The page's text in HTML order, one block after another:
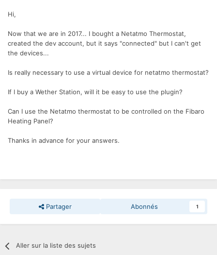
Hi,
Now that we are in 2017... I bought a Netatmo Thermostat,
created the dev account, but it says "connected" but I can't get
the devices...
Is really necessary to use a virtual device for netatmo thermostat?
If I buy a Wether Station, will it be easy to use the plugin?
Can I use the Netatmo thermostat to be controlled on the Fibaro
Heating Panel?
Thanks in advance for your answers.
Partager Abonnés 1
Aller sur la liste des sujets